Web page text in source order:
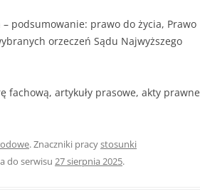
podsumowanie: prawo do życia, Prawo
orzeczeń Sądu Najwyższego
fachową, artykuły prasowe, akty prawne
. Znaczniki pracystosunki
do serwisu 27 sierpnia 2025.